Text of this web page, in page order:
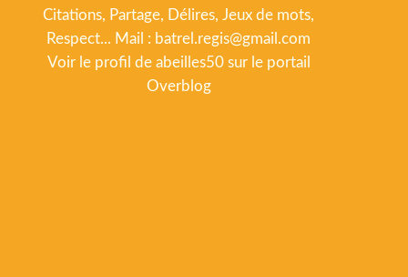
Citations, Partage, Délires, Jeux de mots,
Respect... Mail : batrel.regis@gmail.com
Voir le profil de abeilles50sur le portail
Overblog